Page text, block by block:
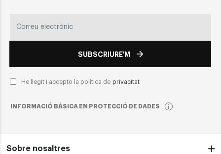
SUBSCRIURE'M
He llegit i accepto la política de privacitat
INFORMACIÓ BÀSICA EN PROTECCIÓ DE DADES
Sobre nosaltres